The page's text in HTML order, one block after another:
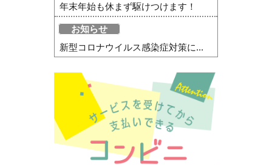
年末年始も休まず駆けつけます！
お知らせ
新型コロナウイルス感染症対策に...